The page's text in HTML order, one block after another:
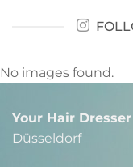
No images found.
Your Hair
Düsseldorf